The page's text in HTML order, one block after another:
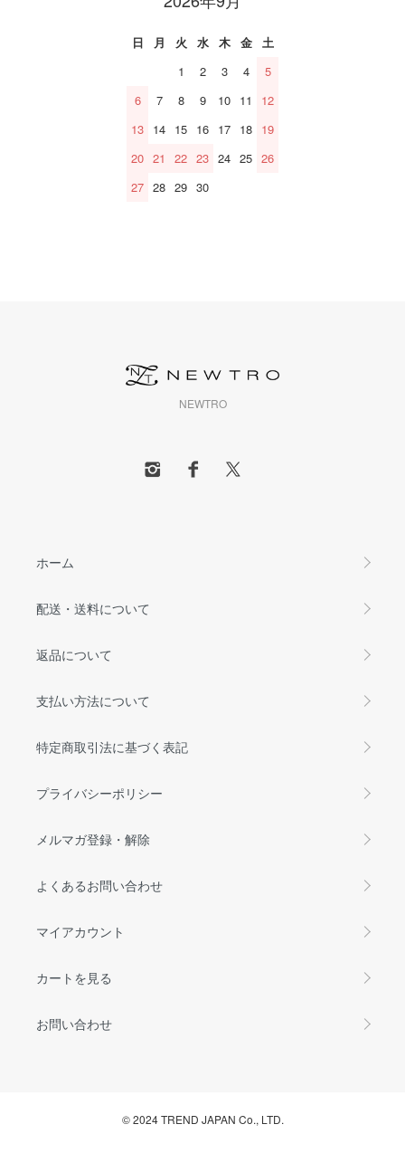
日 月 火 水 木 金
土
1
2 3 4
5
6
7 8 9 10 11
12
13 14 15 16 17 18 19
20 21 22 23 24 25 26
27 28 29 30
NEWTRO
ホーム
配送・送料について
返品について
支払い方法について
特定商取引法に基づく表記
プライバシーポリシー
メルマガ登録・解除
よくあるお問い合わせ
マイアカウント
カートを見る
お問い合わせ
© 2024 TREND JAPAN Co., LTD.